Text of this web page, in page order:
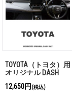
TOYOTA（トヨタ）用
オリジナル DASH
ト)
12,650円(税込)